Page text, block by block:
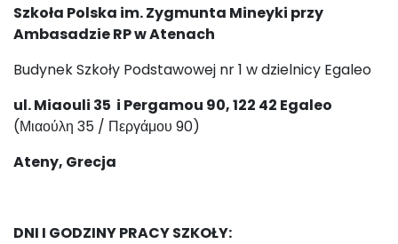
Szkoła Polska im. Zygmunta Mineyki przy
Ambasadzie RP w Atenach
Budynek Szkoły Podstawowej nr 1 w dzielnicy Egaleo
ul. Miaouli 35 i Pergamou 90, 122 42 Egaleo
(Μιαούλη 35 / Περγάμου 90)
Ateny, Grecja
DNI I GODZINY PRACY SZKOŁY: